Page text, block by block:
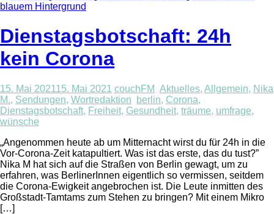
Dienstagsbotschaft: 24h
kein Corona
15. Mai 202115. Mai 2021 couchFM Aktuelles, Allgemein, Nika
M., Sendungen, Wortredaktion berlin, Corona,
Dienstagsbotschaft, Freiheit, Gesundheit, träume, umfrage,
wünsche
„Angenommen heute ab um Mitternacht wirst du für 24h in die
Vor-Corona-Zeit katapultiert. Was ist das erste, das du tust?”
Nika M hat sich auf die Straßen von Berlin gewagt, um zu
erfahren, was BerlinerInnen eigentlich so vermissen, seitdem
die Corona-Ewigkeit angebrochen ist. Die Leute inmitten des
Großstadt-Tamtams zum Stehen zu bringen? Mit einem Mikro
[…]